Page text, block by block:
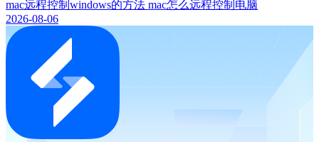
mac远程控制windows的方法 mac怎么远程控制电脑
2026-08-06